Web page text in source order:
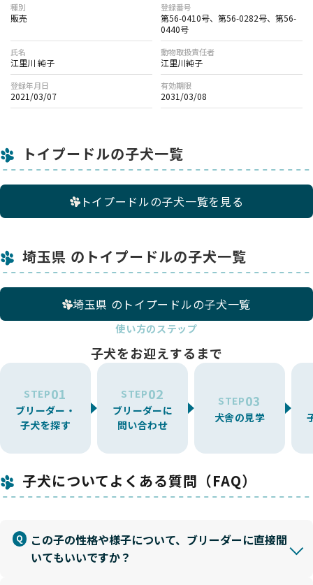
種別
販売
登録番号
第56-0410号、第56-0282号、第56-
0440号
氏名
江里川 純子
動物取扱責任者
江里川純子
登録年月日
2021/03/07
有効期限
2031/03/08
トイプードルの子犬一覧
トイプードルの子犬一覧を見る
埼玉県 のトイプードルの子犬一覧
埼玉県 のトイプードルの子犬一覧
使い方のステップ
子犬をお迎えするまで
STEP01
ブリーダー・
子犬を探す
STEP02
ブリーダーに
問い合わせ
STEP03
犬舎の見学
子犬についてよくある質問（FAQ）
この子の性格や様子について、ブリーダーに直接聞
いてもいいですか？